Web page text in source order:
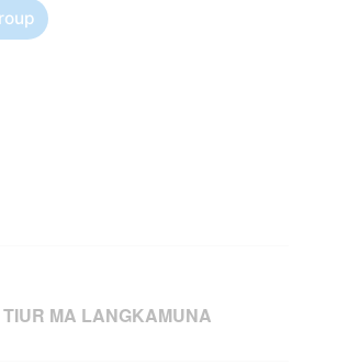
MA LANGKAMUNA